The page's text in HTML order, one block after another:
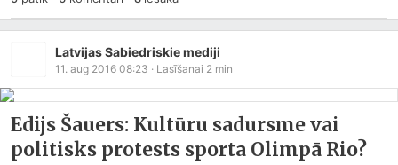
Latvijas Sabiedriskie mediji
11. aug 2016 08:23 · Lasīšanai 2 min
Edijs Šauers: Kultūru sadursme vai
politisks protests sporta Olimpā Rio?